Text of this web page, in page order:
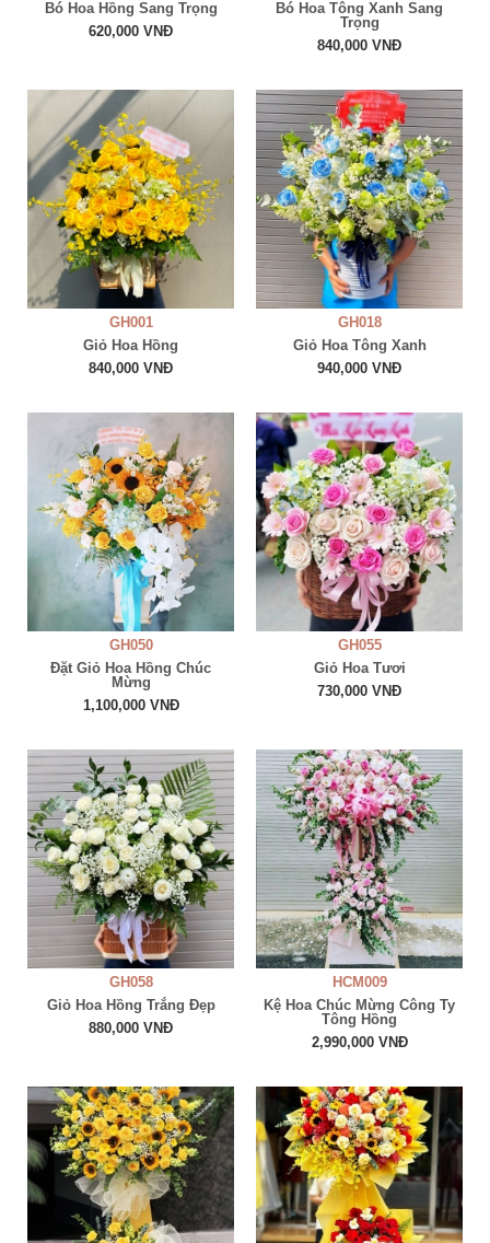
Bó Hoa Hồng Sang Trọng
620,000 VNĐ
Bó Hoa Tông Xanh Sang
Trọng
840,000 VNĐ
GH001
Giỏ Hoa Hồng
840,000 VNĐ
GH018
Giỏ Hoa Tông Xanh
940,000 VNĐ
GH050
Đặt Giỏ Hoa Hồng Chúc
Mừng
1,100,000 VNĐ
GH055
Giỏ Hoa Tươi
730,000 VNĐ
GH058
Giỏ Hoa Hồng Trắng Đẹp
880,000 VNĐ
HCM009
Kệ Hoa Chúc Mừng Công Ty
Tông Hồng
2,990,000 VNĐ